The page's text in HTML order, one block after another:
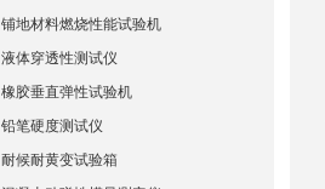
铺地材料燃烧性能试验机
液体穿透性测试仪
橡胶垂直弹性试验机
铅笔硬度测试仪
耐候耐黄变试验箱